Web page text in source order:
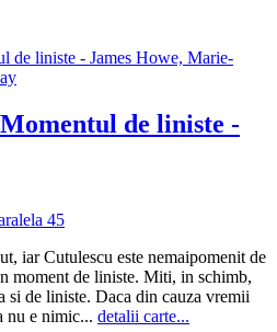
de liniste -
45
iar Cutulescu este nemaipomenit de
moment de liniste. Miti, in schimb,
si de liniste. Daca din cauza vremii
nu e nimic... detalii carte...